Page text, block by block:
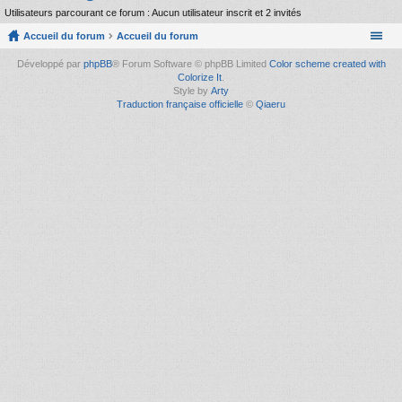
Utilisateurs parcourant ce forum : Aucun utilisateur inscrit et 2 invités
Accueil du forum Accueil du forum
Développé par phpBB® Forum Software © phpBB Limited Color scheme created with
Colorize It.
Style by Arty
Traduction française officielle © Qiaeru